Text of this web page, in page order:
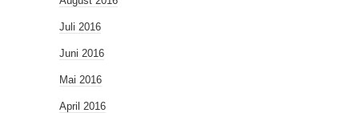
Juli 2016
Juni 2016
Mai 2016
April 2016